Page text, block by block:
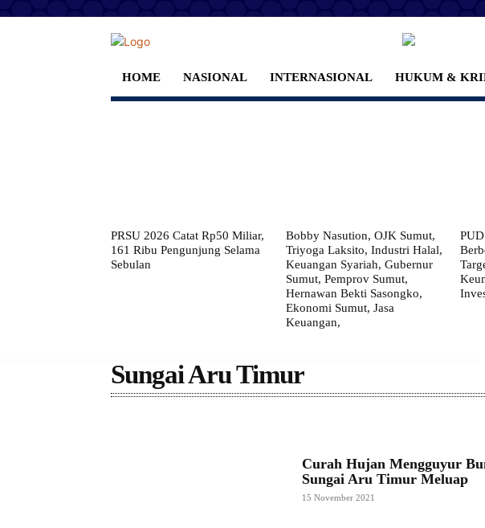
HOME NASIONAL INTERNASIONAL HUKUM &
PRSU 2026 Catat Rp50 Miliar,
161 Ribu Pengunjung Selama
Sebulan
Bobby Nasution, OJK Sumut,
Triyoga Laksito, Industri Halal,
Keuangan Syariah, Gubernur
Sumut, Pemprov Sumut,
Hernawan Bekti Sasongko,
Ekonomi Sumut, Jasa
Keuangan,
Sungai Aru Timur
Curah Hujan Mengguyur
Sungai Aru Timur Meluap
15 November 2021